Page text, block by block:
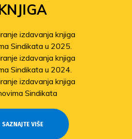
izdavanja knjiga
Sindikata u 2025.
izdavanja knjiga
Sindikata u 2024.
izdavanja knjiga
Sindikata
SAZNAJTE VIŠE